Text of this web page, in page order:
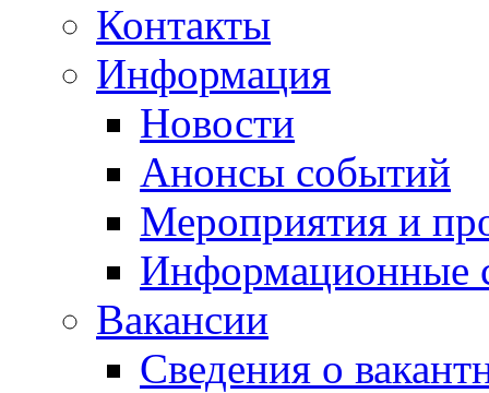
Контакты
Информация
Новости
Анонсы событий
Мероприятия и
Информационные
Вакансии
Сведения о